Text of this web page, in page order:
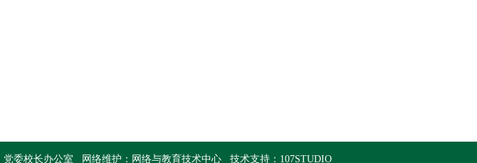
党委校长办公室 网络维护： 网络与教育技术中心技术支持： 107STUDIO